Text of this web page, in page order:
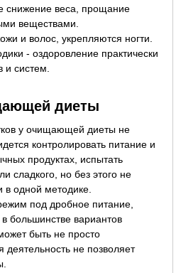
снижение веса, прощание
веществами.
и волос, укрепляются ногти.
- оздоровление практически
и систем.
диеты
у очищающей диеты не
контролировать питание и
продуктах, испытать
сладкого, но без этого не
в одной методике.
под дробное питание,
большинстве вариантов
быть не просто
не позволяет